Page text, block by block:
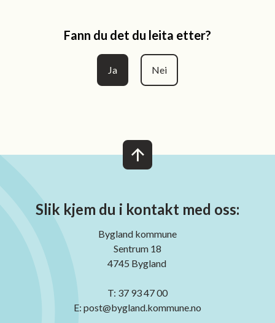
Fann du det du leita etter?
Ja Nei
Slik kjem du i kontakt med oss:
Bygland kommune
Sentrum 18
4745 Bygland
T: 37 93 47 00
E: post@bygland.kommune.no